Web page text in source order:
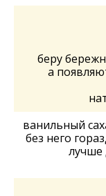
беру
а
ванильный
без него
лучше